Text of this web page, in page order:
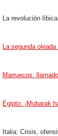
La revolución
La segunda
Marruecos:
Egipto: ¡Mubarak
Italia: Crisis,